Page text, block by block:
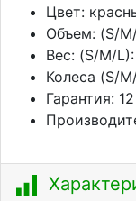
Цвет:
Объем: (S/
Вес: (S/M/
Колеса (S/
Гарантия: